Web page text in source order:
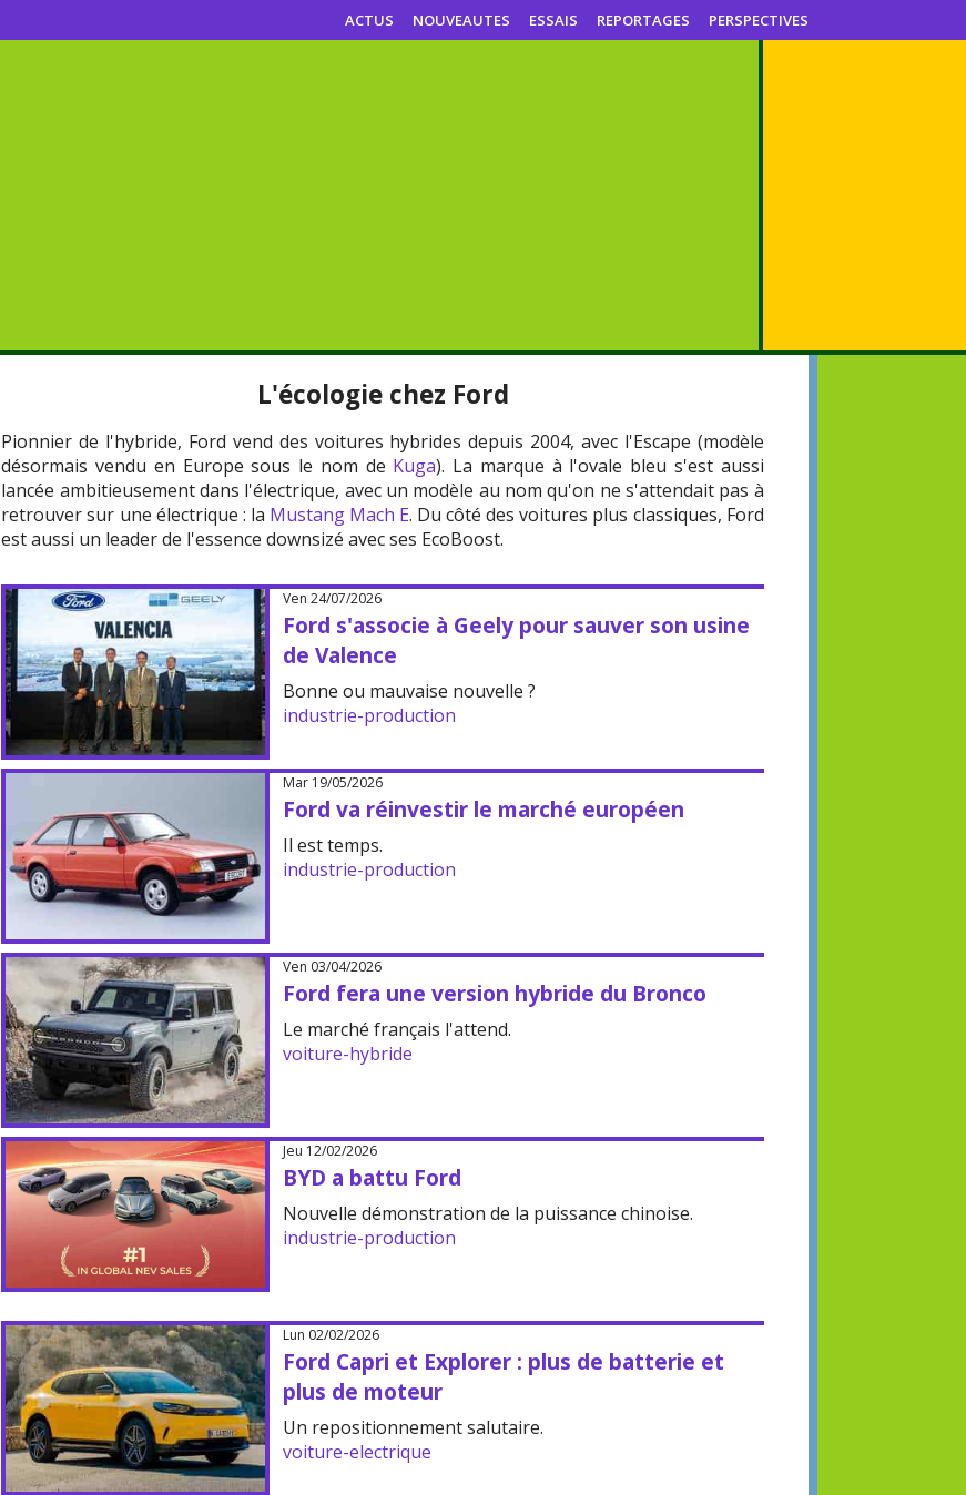
ACTUS NOUVEAUTES ESSAIS REPORTAGES PERSPECTIVES
L'écologie chez Ford
Pionnier de l'hybride, Ford vend des voitures hybrides depuis 2004, avec l'Escape (modèle
désormais vendu en Europe sous le nom de Kuga). La marque à l'ovale bleu s'est aussi
lancée ambitieusement dans l'électrique, avec un modèle au nom qu'on ne s'attendait pas à
retrouver sur une électrique : la Mustang Mach E. Du côté des voitures plus classiques, Ford
est aussi un leader de l'essence downsizé avec ses EcoBoost.
Ven 24/07/2026
Ford s'associe à Geely pour sauver son usine
de Valence
Bonne ou mauvaise nouvelle ?
industrie-production
Mar 19/05/2026
Ford va réinvestir le marché européen
Il est temps.
industrie-production
Ven 03/04/2026
Ford fera une version hybride du Bronco
Le marché français l'attend.
voiture-hybride
Jeu 12/02/2026
BYD a battu Ford
Nouvelle démonstration de la puissance chinoise.
industrie-production
Lun 02/02/2026
Ford Capri et Explorer : plus de batterie et
plus de moteur
Un repositionnement salutaire.
voiture-electrique